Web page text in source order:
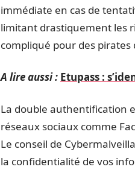
immédiate en cas de
limitant drastiquement les
compliqué pour des pirates
A lire aussi : Etupass :
La double authentification
réseaux sociaux comme
Le conseil de
la confidentialité de vos